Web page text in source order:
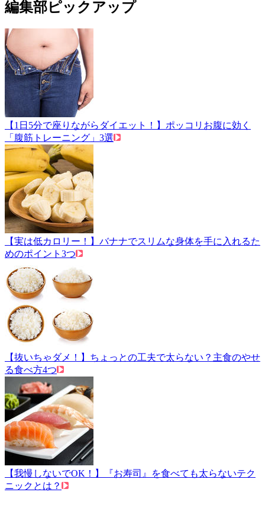
編集部ピックアップ
【1日5分で座りながらダイエット！】ポッコリお腹に効く
「腹筋トレーニング」3選
【実は低カロリー！】バナナでスリムな身体を手に入れるた
めのポイント3つ
【抜いちゃダメ！】ちょっとの工夫で太らない？主食のやせ
る食べ方4つ
【我慢しないでOK！】『お寿司』を食べても太らないテク
ニックとは？